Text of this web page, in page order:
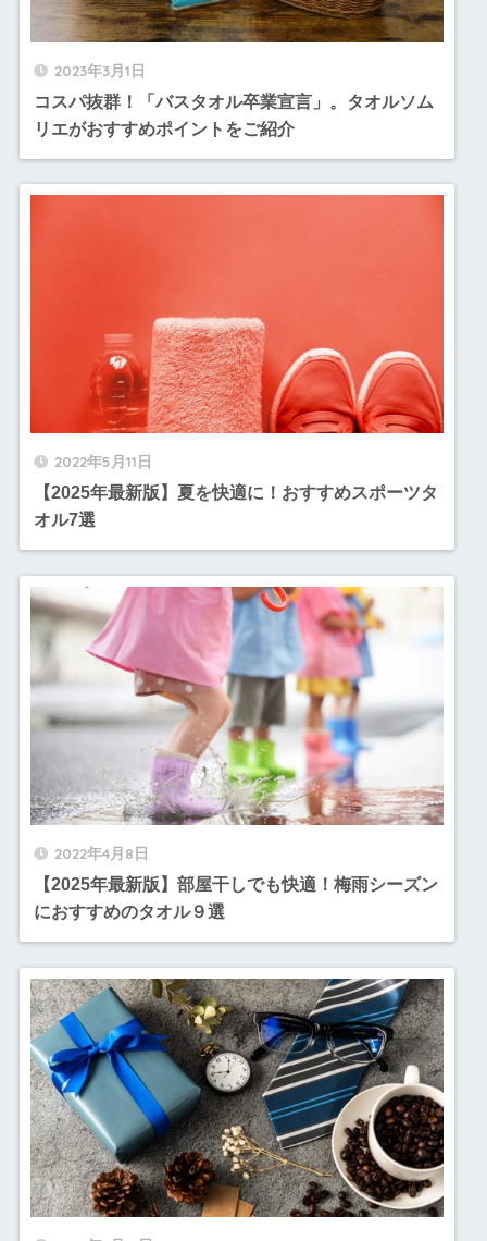
2023年3月1日
コスパ抜群！「バスタオル卒業宣言」。タオルソム
リエがおすすめポイントをご紹介
2022年5月11日
【2025年最新版】夏を快適に！おすすめスポーツタ
オル7選
2022年4月8日
【2025年最新版】部屋干しでも快適！梅雨シーズン
におすすめのタオル９選